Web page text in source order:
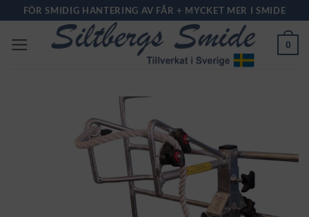
content
FÖR SMIDIG HANTERING AV FÅR + MYCKET MER I SMIDE
0